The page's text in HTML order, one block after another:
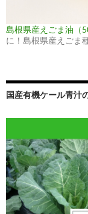
島根県産えごま油（
に！島根県産えごま
国産有機ケール青汁